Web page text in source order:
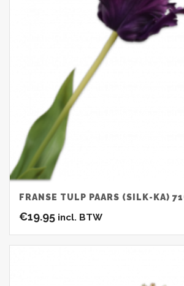
FRANSE TULP PAARS (SILK-KA)
€19.95 incl. BTW